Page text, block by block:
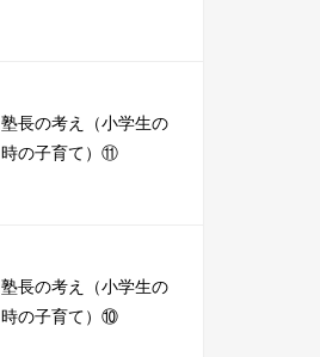
塾長の考え（小学生の
時の子育て）⑪
塾長の考え（小学生の
時の子育て）⑩